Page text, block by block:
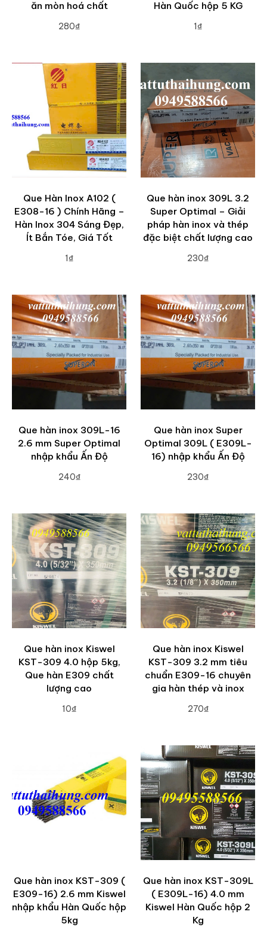
ăn mòn hoá chất
280₫
Hàn Quốc hộp 5 KG
1₫
Que Hàn Inox A102 (
E308-16 ) Chính Hãng –
Hàn Inox 304 Sáng Đẹp,
Ít Bắn Tóe, Giá Tốt
1₫
Que hàn inox 309L 3.2
Super Optimal – Giải
pháp hàn inox và thép
đặc biệt chất lượng cao
230₫
Que hàn inox 309L-16
2.6 mm Super Optimal
nhập khẩu Ấn Độ
240₫
Que hàn inox Super
Optimal 309L ( E309L-
16) nhập khẩu Ấn Độ
230₫
Que hàn inox Kiswel
KST-309 4.0 hộp 5kg,
Que hàn E309 chất
lượng cao
10₫
Que hàn inox Kiswel
KST-309 3.2 mm tiêu
chuẩn E309-16 chuyên
gia hàn thép và inox
270₫
Que hàn inox KST-309 (
E309-16) 2.6 mm Kiswel
nhập khẩu Hàn Quốc hộp
5kg
Que hàn inox KST-309L
( E309L-16) 4.0 mm
Kiswel Hàn Quốc hộp 2
Kg